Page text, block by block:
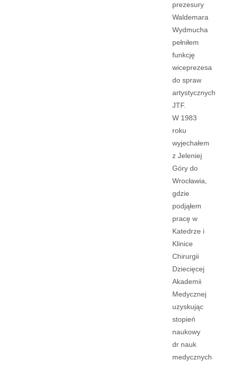
prezesury
Waldemara
Wydmucha
pełniłem
funkcję
wiceprezesa
do spraw
artystycznych
JTF.
W 1983
roku
wyjechałem
z Jeleniej
Góry do
Wrocławia,
gdzie
podjąłem
pracę w
Katedrze i
Klinice
Chirurgii
Dziecięcej
Akademii
Medycznej
uzyskując
stopień
naukowy
dr nauk
medycznych